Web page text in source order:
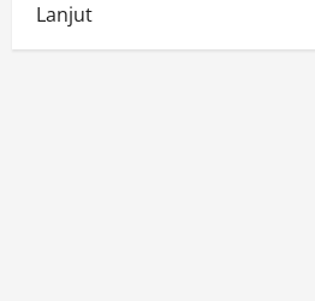
Lanjut